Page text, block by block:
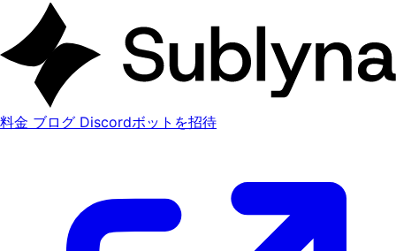
料金 ブログ Discordボットを招待